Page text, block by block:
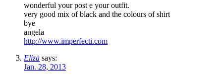
wonderful your post e your outfit.
very good mix of black and the colours of shirt
bye
angela
http://www.imperfecti.com
Eliza says:
Jan. 28, 2013